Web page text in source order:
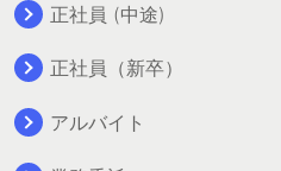
正社員 (中途)
正社員（新卒）
アルバイト